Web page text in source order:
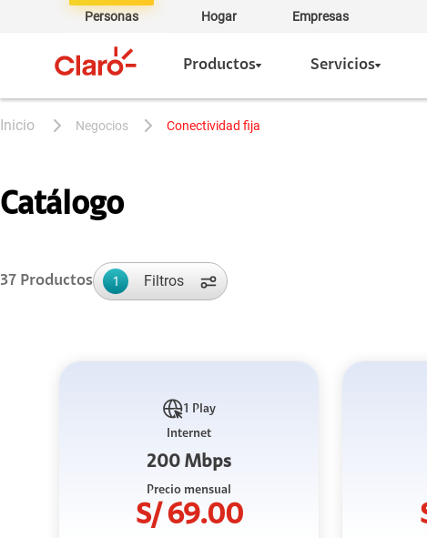
Personas Hogar Empresas
Productos Servicios
negocios conectividad fija
Catálogo
37 Productos 1 Filtros
1 Play
Internet
200 Mbps
Precio mensual
S/69.00